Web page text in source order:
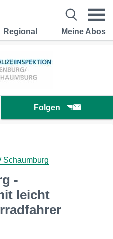
Regional Meine Abos
Folgen
Schaumburg
-
leicht